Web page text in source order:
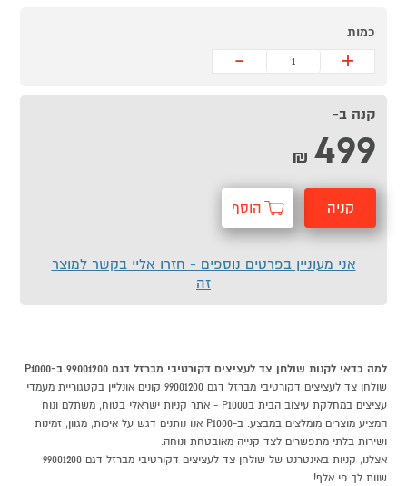
כמות
+
-
קנה ב-
499
₪
קניה הוסף
אני מעוניין בפרטים נוספים - חזרו אליי בקשר למוצר
זה
למה כדאי לקנות שולחן צד לעציצים דקורטיבי מברזל דגם 99001200 ב-P1000
שולחן צד לעציצים דקורטיבי מברזל דגם 99001200 קונים אונליין בקטגוריית מעמדי
עציצים במחלקת עיצוב הבית בP1000 - אתר קניות ישראלי בטוח, משתלם ונוח
המציע מוצרים מומלצים במבצע. ב-P1000 אנו נותנים דגש על איכות, מגוון, זמינות
ושירות בלתי מתפשרים לצד קנייה מאובטחת ונוחה.
אצלנו, קניות באינטרנט של שולחן צד לעציצים דקורטיבי מברזל דגם 99001200
שוות לך פי אלף!